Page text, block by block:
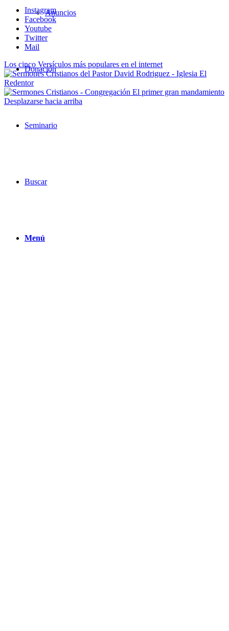
Anuncios
Donación
Seminario
Buscar
Menú
Instagram
Facebook
Youtube
Twitter
Mail
Los cinco Versículos más populares en el internet
El primer gran mandamiento
Desplazarse hacia arriba